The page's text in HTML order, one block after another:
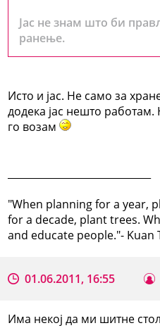
Јас не знам што би
ранење.
Исто и јас. Не само за
додека јас нешто
го возам
"When planning for a year,
for a decade, plant trees.
and educate people."- Kuan
01.06.2011, 16:55
Има некој да ми шитне